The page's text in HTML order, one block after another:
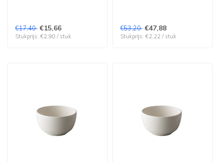
€17,40 €15,66
Stukprijs: €2,90 / stuk
€53,20 €47,88
Stukprijs: €2,22 / stuk